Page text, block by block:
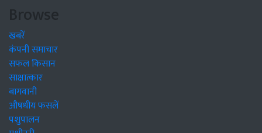
Browse
खबरें
कंपनी समाचार
सफल किसान
साक्षात्कार
बागवानी
औषधीय फसलें
पशुपालन